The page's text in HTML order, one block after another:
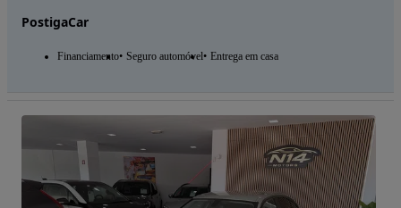
PostigaCar
Financiamento Seguro automóvel Entrega em casa